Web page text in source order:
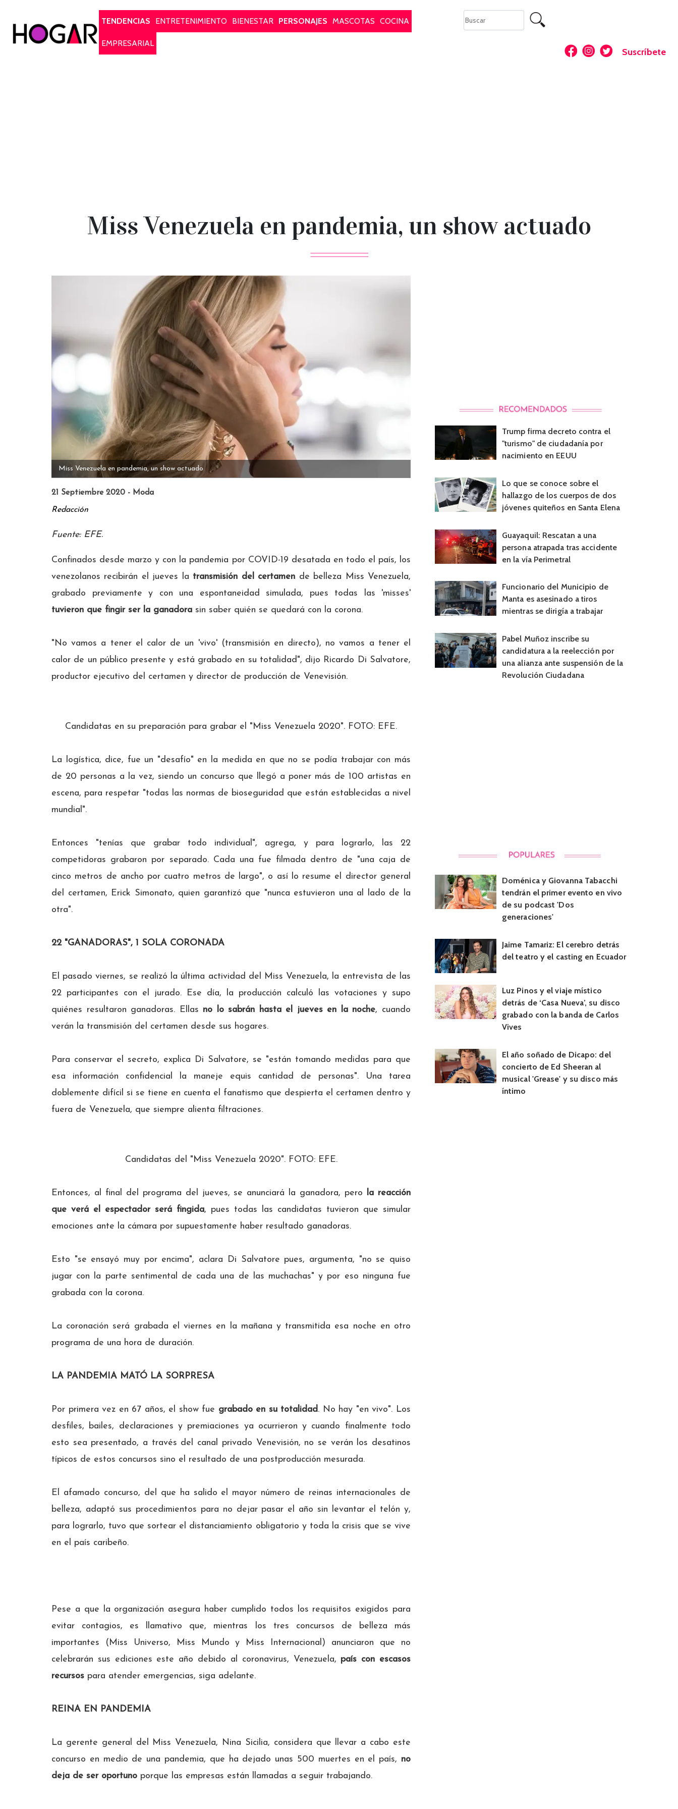
TENDENCIAS
ENTRETENIMIENTO BIENESTAR PERSONAJES MASCOTAS COCINA
EMPRESARIAL
Suscríbete
Miss Venezuela en pandemia, un show actuado
Miss Venezuela en pandemia, un show actuado
21 Septiembre 2020 - Moda
Redacción
Fuente: EFE.
Confinados desde marzo y con la pandemia por COVID-19 desatada en todo el país, los
venezolanos recibirán el jueves la transmisión del certamen de belleza Miss Venezuela,
grabado previamente y con una espontaneidad simulada, pues todas las 'misses'
tuvieron que fingir ser la ganadora sin saber quién se quedará con la corona.
"No vamos a tener el calor de un 'vivo' (transmisión en directo), no vamos a tener el
calor de un público presente y está grabado en su totalidad", dijo Ricardo Di Salvatore,
productor ejecutivo del certamen y director de producción de Venevisión.
Candidatas en su preparación para grabar el "Miss Venezuela 2020". FOTO: EFE.
La logística, dice, fue un "desafío" en la medida en que no se podía trabajar con más
de 20 personas a la vez, siendo un concurso que llegó a poner más de 100 artistas en
escena, para respetar "todas las normas de bioseguridad que están establecidas a nivel
mundial".
Entonces "tenías que grabar todo individual", agrega, y para lograrlo, las 22
competidoras grabaron por separado. Cada una fue filmada dentro de "una caja de
cinco metros de ancho por cuatro metros de largo", o así lo resume el director general
del certamen, Erick Simonato, quien garantizó que "nunca estuvieron una al lado de la
otra".
22 "GANADORAS", 1 SOLA CORONADA
El pasado viernes, se realizó la última actividad del Miss Venezuela, la entrevista de las
22 participantes con el jurado. Ese día, la producción calculó las votaciones y supo
quiénes resultaron ganadoras. Ellas no lo sabrán hasta el jueves en la noche, cuando
verán la transmisión del certamen desde sus hogares.
Para conservar el secreto, explica Di Salvatore, se "están tomando medidas para que
esa información confidencial la maneje equis cantidad de personas". Una tarea
doblemente difícil si se tiene en cuenta el fanatismo que despierta el certamen dentro y
fuera de Venezuela, que siempre alienta filtraciones.
Candidatas del "Miss Venezuela 2020". FOTO: EFE.
Entonces, al final del programa del jueves, se anunciará la ganadora, pero
la reacción
que verá el espectador será fingida, pues todas las candidatas tuvieron que simular
emociones ante la cámara por supuestamente haber resultado ganadoras.
Esto "se ensayó muy por encima", aclara Di Salvatore pues, argumenta, "no se quiso
jugar con la parte sentimental de cada una de las muchachas" y por eso ninguna fue
grabada con la corona.
La coronación será grabada el viernes en la mañana y transmitida esa noche en otro
programa de una hora de duración.
LA PANDEMIA MATÓ LA SORPRESA
Por primera vez en 67 años, el show fue grabado en su totalidad. No hay "en vivo". Los
desfiles, bailes, declaraciones y premiaciones ya ocurrieron y cuando finalmente todo
esto sea presentado, a través del canal privado Venevisión, no se verán los desatinos
típicos de estos concursos sino el resultado de una postproducción mesurada.
El afamado concurso, del que ha salido el mayor número de reinas internacionales de
belleza, adaptó sus procedimientos para no dejar pasar el año sin levantar el telón y,
para lograrlo, tuvo que sortear el distanciamiento obligatorio y toda la crisis que se vive
en el país caribeño.
Pese a que la organización asegura haber cumplido todos los requisitos exigidos para
evitar contagios, es llamativo que, mientras los tres concursos de belleza más
importantes (Miss Universo, Miss Mundo y Miss Internacional) anunciaron que no
celebrarán sus ediciones este año debido al coronavirus, Venezuela, país con escasos
recursos para atender emergencias, siga adelante.
REINA EN PANDEMIA
La gerente general del Miss Venezuela, Nina Sicilia, considera que llevar a cabo este
concurso en medio de una pandemia, que ha dejado unas 500 muertes en el país, no
deja de ser oportuno porque las empresas están llamadas a seguir trabajando.
Trump firma decreto contra el
"turismo" de ciudadanía por
nacimiento en EEUU
Lo que se conoce sobre el
hallazgo de los cuerpos de dos
jóvenes quiteños en Santa Elena
Guayaquil: Rescatan a una
persona atrapada tras accidente
en la vía Perimetral
Funcionario del Municipio de
Manta es asesinado a tiros
mientras se dirigía a trabajar
Pabel Muñoz inscribe su
candidatura a la reelección por
una alianza ante suspensión de la
Revolución Ciudadana
Doménica y Giovanna Tabacchi
tendrán el primer evento en vivo
de su podcast 'Dos
generaciones'
Jaime Tamariz: El cerebro detrás
del teatro y el casting en Ecuador
Luz Pinos y el viaje místico
detrás de ‘Casa Nueva’, su disco
grabado con la banda de Carlos
Vives
El año soñado de Dicapo: del
concierto de Ed Sheeran al
musical 'Grease' y su disco más
íntimo